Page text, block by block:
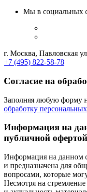
Мы в социальных
г. Москва, Павловская
+7 (495) 822-58-78
Согласие на
Заполняя любую форму
обработку
Информация на
публичной офертой
Информация на данном
и предназначена для
вопросами, которые
Несмотря на